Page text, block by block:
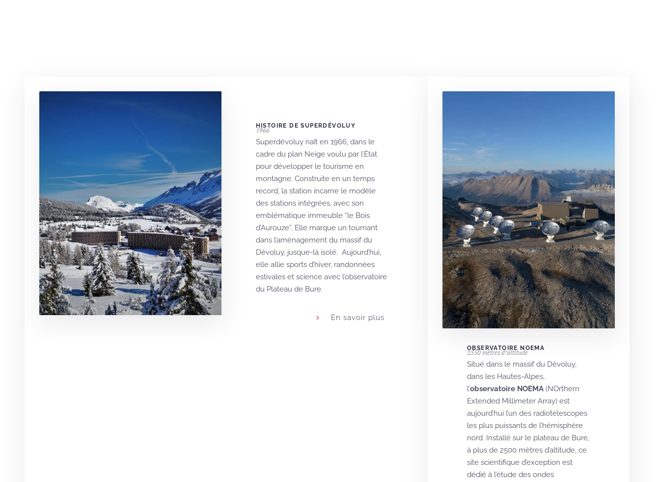
HISTOIRE DE SUPERDÉVOLUY
1966
Superdévoluy naît en 1966, dans le
cadre du plan Neige voulu par l’État
pour développer le tourisme en
montagne. Construite en un temps
record, la station incarne le modèle
des stations intégrées, avec son
emblématique immeuble “le Bois
d’Aurouze”. Elle marque un tournant
dans l’aménagement du massif du
Dévoluy, jusque-là isolé. Aujourd’hui,
elle allie sports d’hiver, randonnées
estivales et science avec l’observatoire
du Plateau de Bure.
En savoir plus
OBSERVATOIRE NOEMA
2550 mètres d’altitude
Situé dans le massif du Dévoluy,
dans les Hautes-Alpes,
l’observatoire NOEMA (NOrthern
Extended Millimeter Array) est
aujourd’hui l’un des radiotélescopes
les plus puissants de l’hémisphère
nord. Installé sur le plateau de Bure,
à plus de 2500 mètres d’altitude, ce
site scientifique d’exception est
dédié à l’étude des ondes